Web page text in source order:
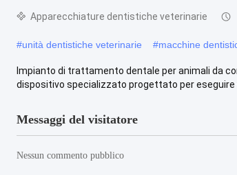
Apparecchiature dentistiche veterinarie
#unità dentistiche veterinarie #macchine
Impianto di trattamento dentale per animali da
dispositivo specializzato progettato per eseguire
Messaggi del visitatore
Nessun commento pubblico